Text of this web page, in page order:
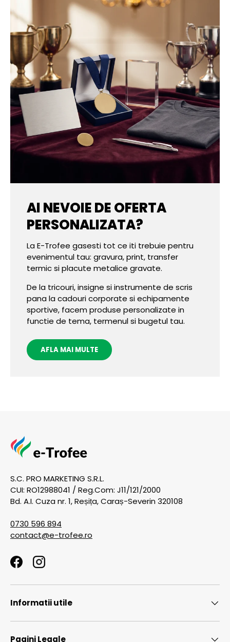
AI NEVOIE DE OFERTA
PERSONALIZATA?
La E-Trofee gasesti tot ce iti trebuie pentru
evenimentul tau: gravura, print, transfer
termic si placute metalice gravate.
De la tricouri, insigne si instrumente de scris
pana la cadouri corporate si echipamente
sportive, facem produse personalizate in
functie de tema, termenul si bugetul tau.
AFLA MAI MULTE
S.C. PRO MARKETING S.R.L.
CUI: RO12988041 / Reg.Com: J11/121/2000
Bd. A.I. Cuza nr. 1, Reșița, Caraș-Severin 320108
0730 596 894
contact@e-trofee.ro
FacebookInstagram
Informatii utile
Pagini Legale